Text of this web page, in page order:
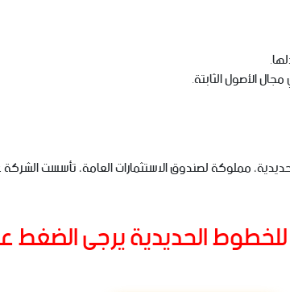
لصندوق الاستثمارات العامة، تأسست الشركة عام
الحديدية يرجى الضغط